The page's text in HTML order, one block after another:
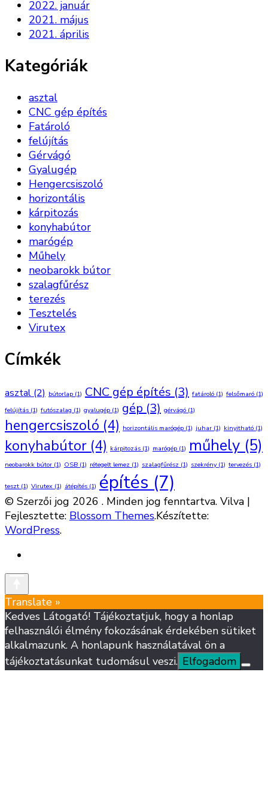
2022. január
2021. május
2021. április
Kategóriák
asztal
CNC gép építés
Fatároló
felújítás
Gérvágó
Gyalugép
Hengercsiszoló
horizontális
kárpitozás
konyhabútor
marógép
Műhely
neobarokk bútor
szalagfűrész
terezés
Tesztelés
Virutex
Címkék
asztal (2) bútorlap (1) CNC gép építés (3) fatároló (1) felsőmaró (1)
felújítás (1) futószalag (1) gyalugép (1) gép (3) gérvágó (1)
hengercsiszoló (4) horizontális marógép (1) juhar (1) kinyitható (1)
konyhabútor (4) kárpitozás (1) marógép (1) műhely (5)
neobarokk bútor (1) OSB (1) rétegelt lemez (1) szalagfűrész (1) szekrény(1) tervezés (1)
teszt (1) Virutex (1) átépítés (1) építés (7)
© Szerzői jog 2026 . Minden jog fenntartva. Vilva |
Fejlesztette: Blossom Themes.Készítette:
WordPress.
Translate »
Kedves Látogató! Tájékoztatjuk, hogy a honlap
felhasználói élmény fokozásának érdekében sütiket
alkalmazunk. A honlapunk használatával ön a
tájékoztatásunkat tudomásul veszi. Elfogadom